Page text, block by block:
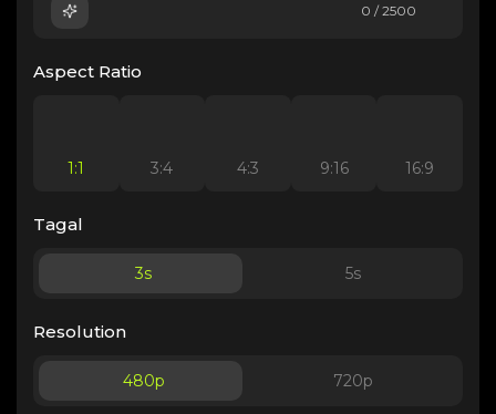
0 / 2500
Aspect Ratio
1:1 3:4 4:3 9:16 16:9
Tagal
3s 5s
Resolution
480p 720p